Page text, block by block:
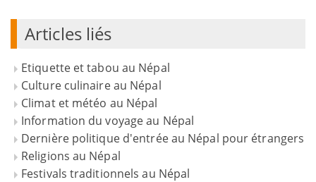
Articles liés
Etiquette et tabou au Népal
Culture culinaire au Népal
Climat et météo au Népal
Information du voyage au Népal
Dernière politique d'entrée au Népal pour étrangers
Religions au Népal
Festivals traditionnels au Népal